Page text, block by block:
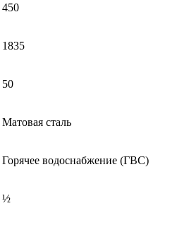
450
1835
50
Матовая сталь
Горячее водоснабжение (ГВС)
½